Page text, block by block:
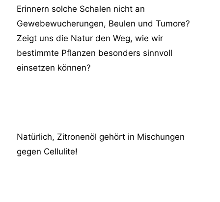
Erinnern solche Schalen nicht an
Gewebewucherungen, Beulen und Tumore?
Zeigt uns die Natur den Weg, wie wir
bestimmte Pflanzen besonders sinnvoll
einsetzen können?
Natürlich, Zitronenöl gehört in Mischungen
gegen Cellulite!